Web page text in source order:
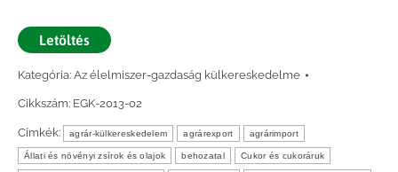
Letöltés
Kategória: Az élelmiszer-gazdaság külkereskedelme
Cikkszám: EGK-2013-02
Címkék: agrár-külkereskedelem agrárexport agrárimport
Állati és növényi zsírok és olajok behozatal Cukor és cukoráruk